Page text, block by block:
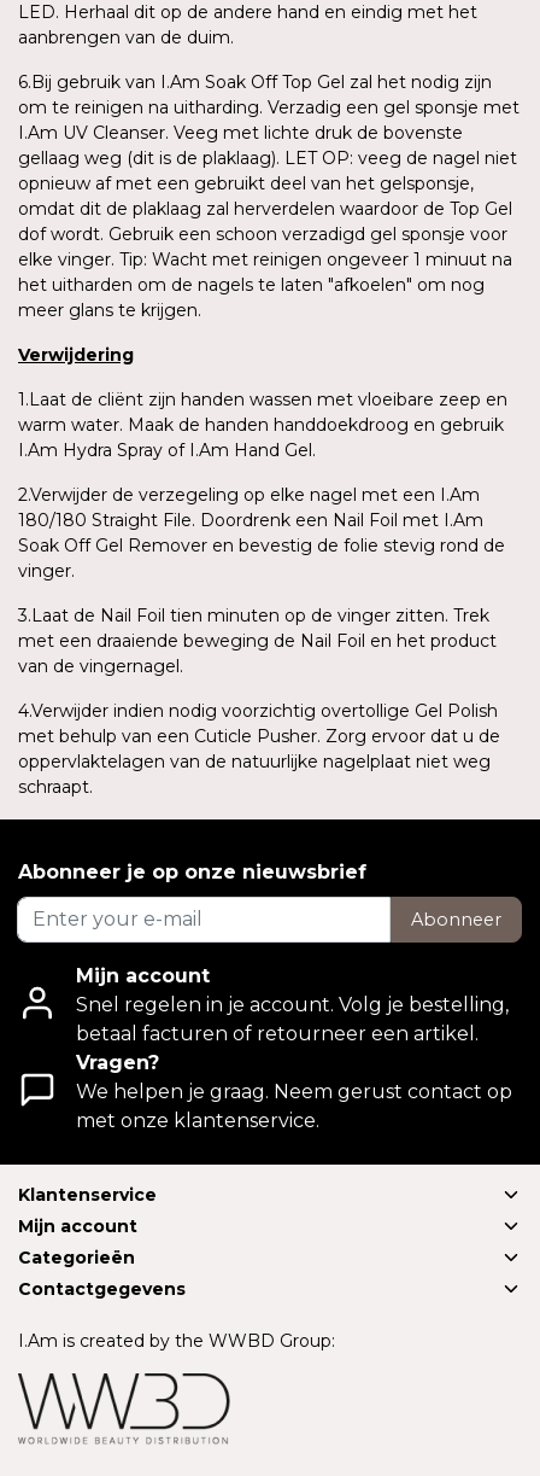
LED. Herhaal dit op de andere hand en eindig met het
aanbrengen van de duim.
6.Bij gebruik van I.Am Soak Off Top Gel zal het nodig zijn
om te reinigen na uitharding. Verzadig een gel sponsje met
I.Am UV Cleanser. Veeg met lichte druk de bovenste
gellaag weg (dit is de plaklaag). LET OP: veeg de nagel niet
opnieuw af met een gebruikt deel van het gelsponsje,
omdat dit de plaklaag zal herverdelen waardoor de Top Gel
dof wordt. Gebruik een schoon verzadigd gel sponsje voor
elke vinger. Tip: Wacht met reinigen ongeveer 1 minuut na
het uitharden om de nagels te laten "afkoelen" om nog
meer glans te krijgen.
Verwijdering
1.Laat de cliënt zijn handen wassen met vloeibare zeep en
warm water. Maak de handen handdoekdroog en gebruik
I.Am Hydra Spray of I.Am Hand Gel.
2.Verwijder de verzegeling op elke nagel met een I.Am
180/180 Straight File. Doordrenk een Nail Foil met I.Am
Soak Off Gel Remover en bevestig de folie stevig rond de
vinger.
3.Laat de Nail Foil tien minuten op de vinger zitten. Trek
met een draaiende beweging de Nail Foil en het product
van de vingernagel.
4.Verwijder indien nodig voorzichtig overtollige Gel Polish
met behulp van een Cuticle Pusher. Zorg ervoor dat u de
oppervlaktelagen van de natuurlijke nagelplaat niet weg
schraapt.
Abonneer je op onze nieuwsbrief
Abonneer
Mijn account
Snel regelen in je account. Volg je bestelling,
betaal facturen of retourneer een artikel.
Vragen?
We helpen je graag. Neem gerust contact op
met onze klantenservice.
Klantenservice
Mijn account
Categorieën
Contactgegevens
I.Am is created by the WWBD Group: